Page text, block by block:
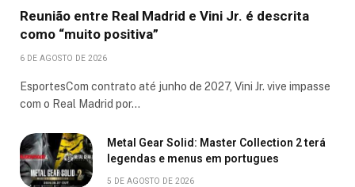
Reunião entre Real Madrid e Vini Jr. é descrita
como “muito positiva”
6 DE AGOSTO DE 2026
EsportesCom contrato até junho de 2027, Vini Jr. vive impasse
com o Real Madrid por…
Metal Gear Solid: Master Collection 2 terá
legendas e menus em portugues
5 DE AGOSTO DE 2026